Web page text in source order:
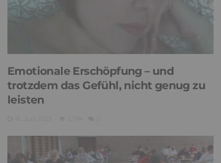
Emotionale Erschöpfung – und
trotzdem das Gefühl, nicht genug zu
leisten